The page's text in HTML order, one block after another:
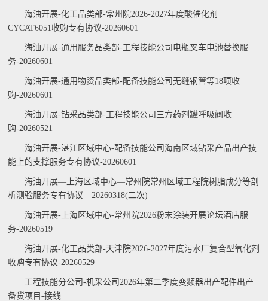
海油开展-化工品类部-常州院2026-2027年度酸催化剂
CYCAT6051收购专有协议-20260601
海油开展-通用服务品类部-工程技能公司电瓶叉车电池替换服
务-20260601
海油开展-通用物资品类部-配备技能公司无缝钢管等18项收
购-20260601
海油开展-钻采品类部-工程技能公司三方药剂罐呼吸阀收
购-20260521
海油开展-湛江区域中心-配备技能公司海南区域钻采产品出产技
能上的支撑服务专有协议-20260601
海油开展—上海区域中心—常州院常州区域工程院树脂成分等剖
析测验服务专有协议—20260318(二次)
海油开展-上海区域中心-常州院2026粉末涂装开展论坛酒店服
务-20260519
海油开展-化工品类部-天津院2026-2027年度污水厂复合型氧化剂
收购专有协议-20260529
工程技能分公司-机采公司2026年第二季度变频器出产配件出产
备货项目-接线